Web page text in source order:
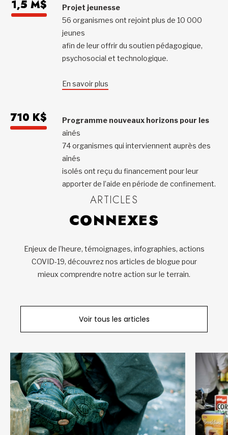
1,5 M$
Projet jeunesse
56 organismes ont rejoint plus de 10 000
jeunes
afin de leur offrir du soutien pédagogique,
psychosocial et technologique.
En savoir plus
710 K$
Programme nouveaux horizons pour les
aînés
74 organismes qui interviennent auprès des
aînés
isolés ont reçu du financement pour leur
apporter de l’aide en période de confinement.
ARTICLES
CONNEXES
Enjeux de l’heure, témoignages, infographies, actions
COVID-19, découvrez nos articles de blogue pour
mieux comprendre notre action sur le terrain.
Voir tous les articles